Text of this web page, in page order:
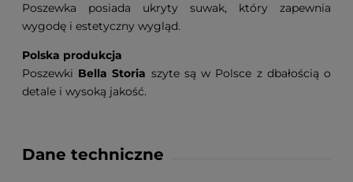
Poszewka posiada ukryty suwak, który zapewnia
wygodę i estetyczny wygląd.
Polska produkcja
Poszewki Bella Storia szyte są w Polsce z dbałością o
detale i wysoką jakość.
Dane techniczne